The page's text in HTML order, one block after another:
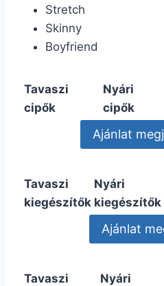
Stretch
Skinny
Boyfriend
Tavaszi
cipők
Nyári
cipők
Tavaszi
kiegészítők
Nyári
kiegészítők
Tavaszi
Nyári